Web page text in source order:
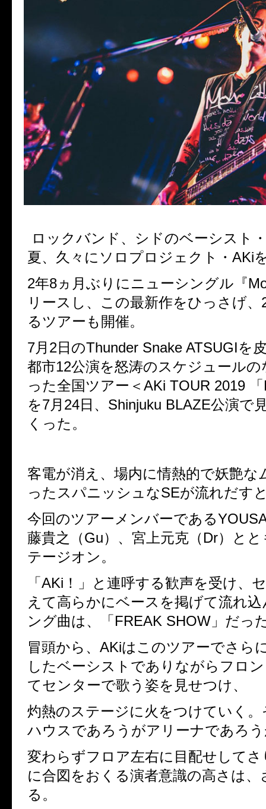
ロックバンド、シドのベーシスト
夏、久々にソロプロジェクト・ AKi
2年8ヵ月ぶりにニューシングル『
リースし、この最新作をひっさげ、
るツアーも開催。
7月 2日のThunder Snake ATSUGIを
都市12公演を怒涛のスケジュールの
った全国ツアー＜ AKi TOUR 2019 「
を7月 24日、 Shinjuku BLAZE公演で
くった。
客電が消え、場内に情熱的で妖艶な
ったスパニッシュなSEが流れだす
今回のツアーメンバーである
藤貴之（Gu）、宮上元克（Dr）と
テージオン。
「 AKi ！」と連呼する歓声を受け、
えて高らかにベースを掲げて流れ
ング曲は、「 FREAK SHOW 」だっ
冒頭から、 AKiはこのツアーでさら
したベーシストでありながらフロ
てセンターで歌う姿を見せつけ、
灼熱のステージに火をつけていく
ハウスであろうがアリーナであろ
変わらずフロア左右に目配せして
に合図をおくる演者意識の高さは、
る。